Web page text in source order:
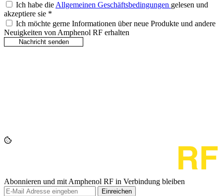
Ich habe die Allgemeinen Geschäftsbedingungen gelesen und
akzeptiere sie *
Ich möchte gerne Informationen über neue Produkte und andere
Neuigkeiten von Amphenol RF erhalten
Abonnieren und mit Amphenol RF in Verbindung bleiben
Einreichen